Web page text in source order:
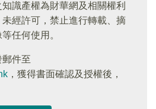
識產權為財華網及相關權利
未經許可，禁止進行轉載、摘
任何使用。
件至
，獲得書面確認及授權後，